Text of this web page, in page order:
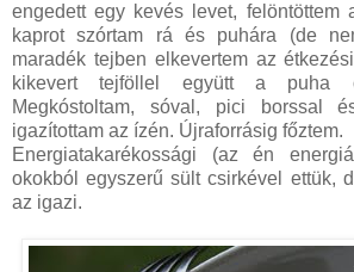
engedett egy kevés levet, felöntöttem
kaprot szórtam rá és puhára (de
maradék tejben elkevertem az
kikevert tejföllel együtt a puha
Megkóstoltam, sóval, pici borssal
igazítottam az ízén. Újraforrásig főztem.
Energiatakarékossági (az én
okokból egyszerű sült csirkével ettük,
az igazi.